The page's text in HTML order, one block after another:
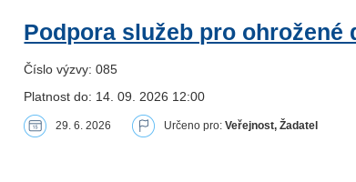
Podpora služeb pro ohrožené
Číslo výzvy: 085
Platnost do: 14. 09. 2026 12:00
29. 6. 2026 Určeno pro:Veřejnost, Žadatel